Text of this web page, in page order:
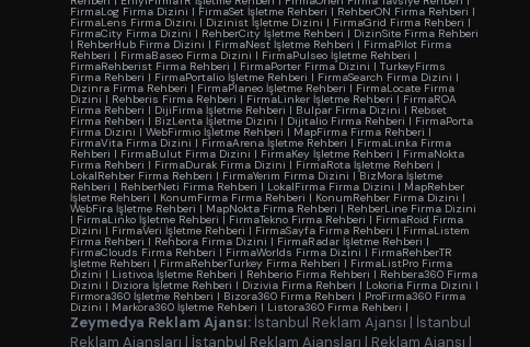
FirmaLog Firma Dizini | FirmaSet İşletme Rehberi | RehberON Firma Rehberi |
FirmaLens Firma Dizini | Dizinist İşletme Dizini | FirmaGrid Firma Rehberi |
FirmaCity Firma Dizini | RehberCity İşletme Rehberi | DizinSite Firma Rehberi
| RehberHub Firma Dizini | FirmaNest İşletme Rehberi | FirmaPilot Firma
Rehberi | FirmaBaseo Firma Dizini | FirmaPulseo İşletme Rehberi |
FirmaRehberist Firma Rehberi | FirmaPorter Firma Dizini | TurkeyFirms
Firma Rehberi | FirmaPortalio İşletme Rehberi | FirmaSearch Firma Dizini |
Dizinra Firma Rehberi | FirmaPlaneo İşletme Rehberi | FirmaLocate Firma
Dizini | Rehberis Firma Rehberi | FirmaLinker İşletme Rehberi | FirmaROA
Firma Rehberi | DijiFirma İşletme Rehberi | Bulpar Firma Dizini | Rebset
Firma Rehberi | BizLenta İşletme Dizini | Dijitalio Firma Rehberi | FirmaPorta
Firma Dizini | WebFirmio İşletme Rehberi | MapFirma Firma Rehberi |
FirmaVita Firma Dizini | FirmaArena İşletme Rehberi | FirmaLinka Firma
Rehberi | FirmaBulut Firma Dizini | FirmaKey İşletme Rehberi | FirmaNokta
Firma Rehberi | FirmaDurak Firma Dizini | FirmaRota İşletme Rehberi |
LokalRehber Firma Rehberi | FirmaYerim Firma Dizini |BizMora İşletme
Rehberi | RehberNeti Firma Rehberi | LokalFirma Firma Dizini | MapRehber
İşletme Rehberi | KonumFirma Firma Rehberi | KonumRehber Firma Dizini |
WebFira İşletme Rehberi | MapNokta Firma Rehberi | RehberLine Firma Dizini
| FirmaLinko İşletme Rehberi | FirmaTekno Firma Rehberi | FirmaRoid Firma
Dizini | FirmaVeri İşletme Rehberi | FirmaSayfa Firma Rehberi | FirmaListem
Firma Rehberi | Rehbora Firma Dizini | FirmaRadar İşletme Rehberi |
FirmaClouds Firma Rehberi | FirmaWorlds Firma Dizini | FirmaRehberTR
İşletme Rehberi | FirmaRehberTurkey Firma Rehberi | FirmaListPro Firma
Dizini | Listivoa İşletme Rehberi | Rehberio Firma Rehberi | Rehbera360 Firma
Dizini | Diziora İşletme Rehberi | Dizivia Firma Rehberi | Lokoria Firma Dizini |
Firmora360 İşletme Rehberi | Bizora360 Firma Rehberi | ProFirma360 Firma
Dizini | Markora360 İşletme Rehberi | Listora360 Firma Rehberi |
Zeymedya Reklam Ajansı: İstanbul Reklam Ajansı | İstanbul
Reklam Ajansları | İstanbul Reklam Ajansları | Reklam Ajansı |